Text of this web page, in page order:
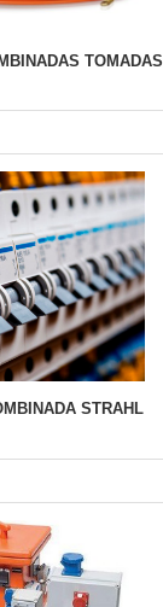
TOMADAS
STRAHL